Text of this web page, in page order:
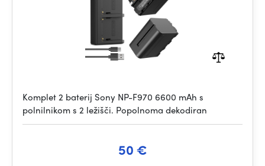
Komplet 2 baterij Sony NP-F970 6600 mAh s
polnilnikom s 2 ležišči. Popolnoma dekodiran
50 €